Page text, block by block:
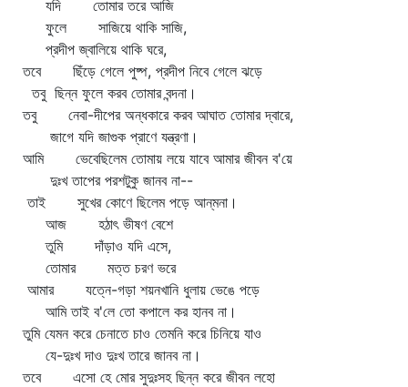
যদি তোমার তরে আজি
ফুলে সাজিয়ে থাকি সাজি,
প্রদীপ জ্বালিয়ে থাকি ঘরে,
তবে ছিঁড়ে গেলে পুষ্প, প্রদীপ নিবে গেলে ঝড়ে
তবু ছিন্ন ফুলে করব তোমার বন্দনা।
তবু নেবা-দীপের অন্ধকারে করব আঘাত তোমার দ্বারে,
জাগে যদি জাগুক প্রাণে যন্ত্রণা।
আমি ভেবেছিলেম তোমায় লয়ে যাবে আমার জীবন ব'য়ে
দুঃখ তাপের পরশটুকু জানব না--
তাই সুখের কোণে ছিলেম পড়ে আন্‌মনা।
আজ হঠাৎ ভীষণ বেশে
তুমি দাঁড়াও যদি এসে,
তোমার মত্ত চরণ ভরে
আমার যত্নে-গড়া শয়নখানি ধুলায় ভেঙে পড়ে
আমি তাই ব'লে তো কপালে কর হানব না।
তুমি যেমন করে চেনাতে চাও তেমনি করে চিনিয়ে যাও
যে-দুঃখ দাও দুঃখ তারে জানব না।
তবে এসো হে মোর সুদুঃসহ ছিন্ন করে জীবন লহো